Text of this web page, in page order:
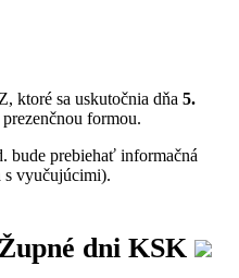
ktoré sa uskutočnia dňa 5.
prezenčnou formou.
bude prebiehať informačná
s vyučujúcimi).
dni KSK